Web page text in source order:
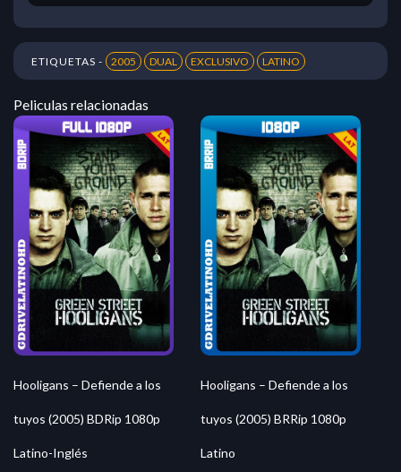
ETIQUETAS - 2005 DUAL EXCLUSIVO LATINO
Peliculas relacionadas
Hooligans – Defiende a los
tuyos (2005) BDRip 1080p
Latino-Inglés
Hooligans – Defiende a los
tuyos (2005) BRRip 1080p
Latino